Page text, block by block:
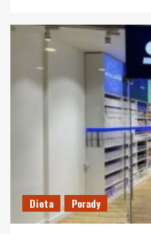
Dieta Porady